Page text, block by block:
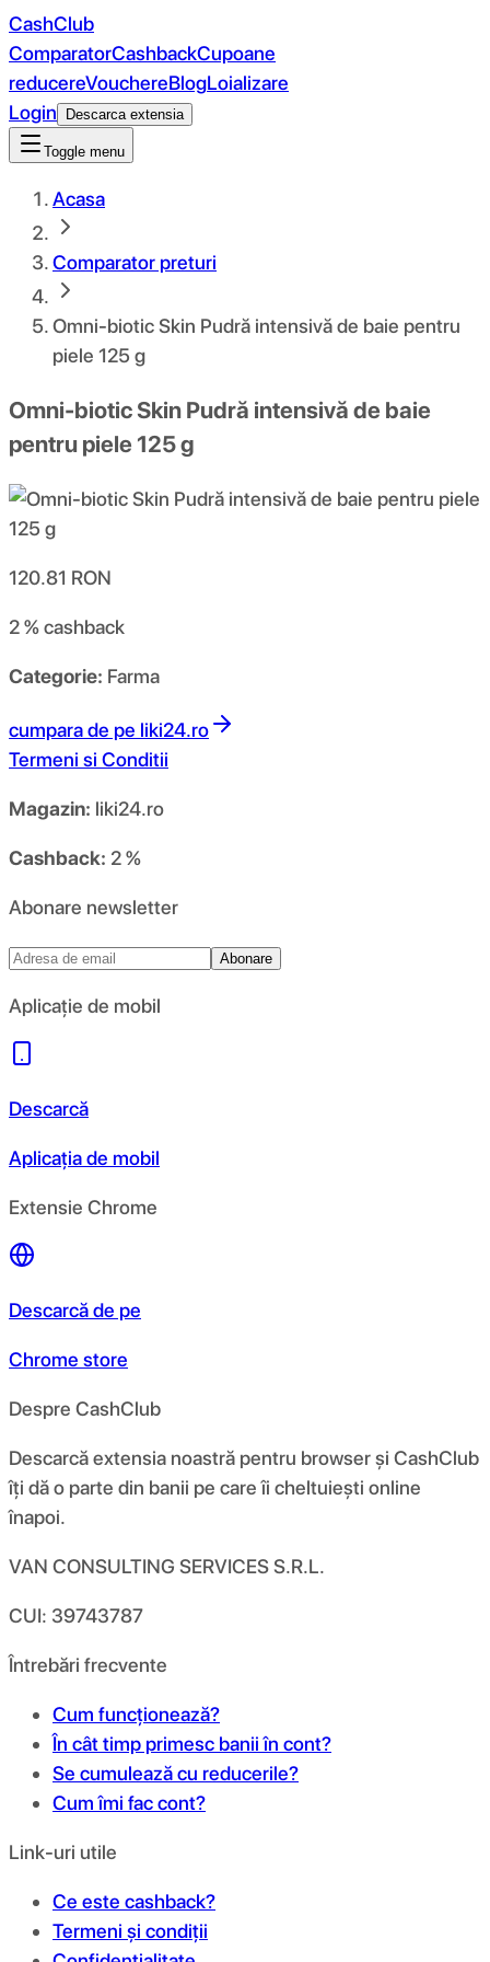
CashClub
ComparatorCashbackCupoane
reducereVouchereBlogLoializare
Login
Descarca extensia
Toggle menu
Acasa
Comparator preturi
Omni-biotic Skin Pudră intensivă de baie pentru
piele 125 g
Omni-biotic Skin Pudră intensivă de baie
pentru piele 125 g
120.81 RON
2 %cashback
Categorie: Farma
cumpara de pe liki24.ro
Termeni si Conditii
Magazin: liki24.ro
Cashback: 2 %
Abonare newsletter
Abonare
Aplicație de mobil
Descarcă
Aplicația de mobil
Extensie Chrome
Descarcă de pe
Chrome store
Despre CashClub
Descarcă extensia noastră pentru browser și CashClub
îți dă o parte din banii pe care îi cheltuiești online
înapoi.
VAN CONSULTING SERVICES S.R.L.
CUI: 39743787
Întrebări frecvente
Cum funcționează?
În cât timp primesc banii în cont?
Se cumulează cu reducerile?
Cum îmi fac cont?
Link-uri utile
Ce este cashback?
Termeni și condiții